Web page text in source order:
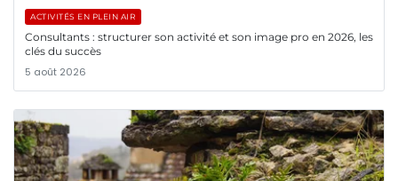
ACTIVITÉS EN PLEIN AIR
Consultants : structurer son activité et son image pro en 2026, les
clés du succès
5 août 2026